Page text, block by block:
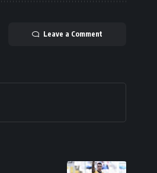
Leave a Comment